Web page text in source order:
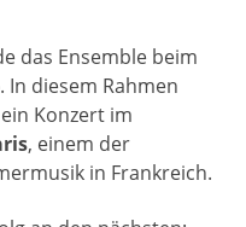
das Ensemble beim
. In diesem Rahmen
Konzert im
, einem der
in Frankreich.